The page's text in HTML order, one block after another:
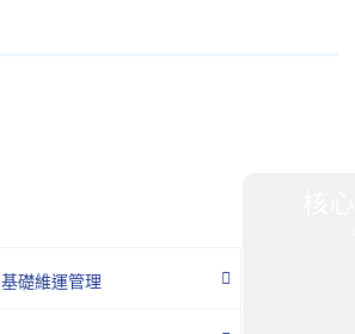
基礎維運管理